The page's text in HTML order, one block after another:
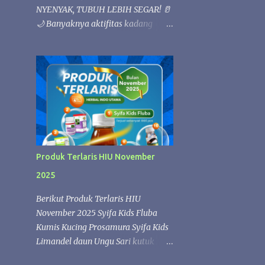
NYENYAK, TUBUH LEBIH SEGAR! 🥛
🌙 Banyaknya aktifitas kadang
untuk menjaga kesehatan tubuh.
Kandungan nutrisi alami dalam susu
kambing Etawafood dapat
membantu memenuhi kebutuhan
gizi harian, sehingga tubuh lebih
rileks dan nyaman saat beristirahat.
✨ Etawafood kaya akan nutrisi
dan kebugaran tubuh. Saat tubuh
mendapatkan asupan yang cukup,
proses pemulihan selama tidur
berlangsung lebih optimal sehingga
Anda dapat bangun dengan
Produk Terlaris HIU November
2025
Berikut Produk Terlaris HIU
November 2025 Syifa Kids Fluba
Kumis Kucing Prosamura Syifa Kids
Limandel daun Ungu Sari kutuk